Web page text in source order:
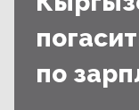
по